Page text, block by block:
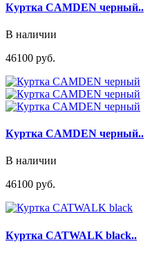
Куртка CAMDEN черный..
В наличии
46100 руб.
Куртка CAMDEN черный..
В наличии
46100 руб.
Куртка CATWALK black..